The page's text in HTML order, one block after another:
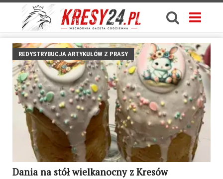
REDYSTRYBUCJA ARTYKUŁÓW Z PRASY
Dania na stół wielkanocny z Kresów